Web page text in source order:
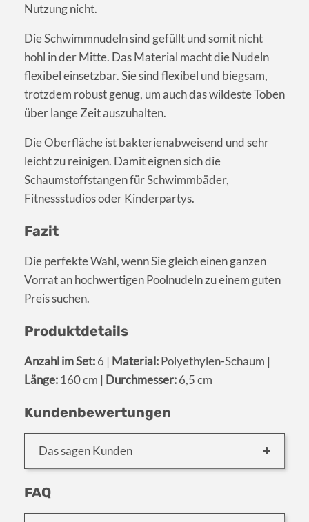
Nutzung nicht.
Die Schwimmnudeln sind gefüllt und somit nicht
hohl in der Mitte. Das Material macht die Nudeln
flexibel einsetzbar. Sie sind flexibel und biegsam,
trotzdem robust genug, um auch das wildeste Toben
über lange Zeit auszuhalten.
Die Oberfläche ist bakterienabweisend und sehr
leicht zu reinigen. Damit eignen sich die
Schaumstoffstangen für Schwimmbäder,
Fitnessstudios oder Kinderpartys.
Fazit
Die perfekte Wahl, wenn Sie gleich einen ganzen
Vorrat an hochwertigen Poolnudeln zu einem guten
Preis suchen.
Produktdetails
Anzahl im Set:6 | Material:Polyethylen-Schaum |
Länge: 160 cm | Durchmesser:6,5 cm
Kundenbewertungen
Das sagen Kunden
FAQ